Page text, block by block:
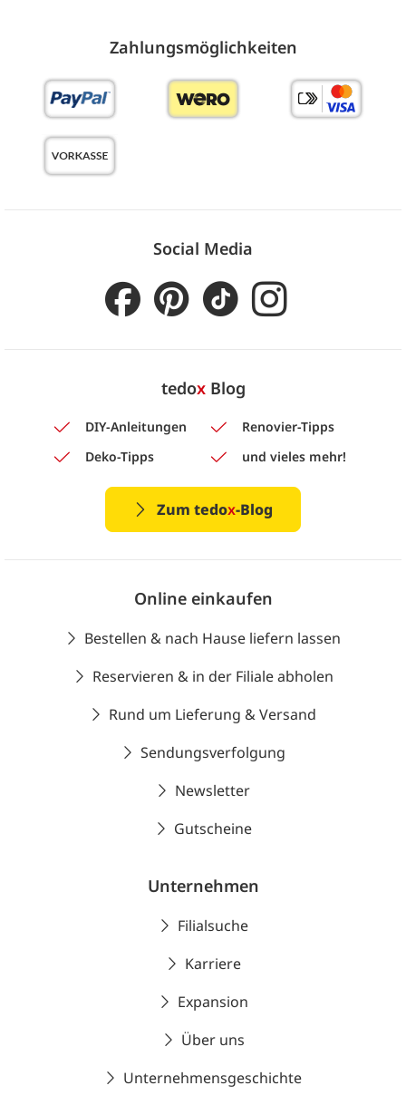
Zahlungs­möglich­keiten
Social Media
tedoxBlog
DIY-Anleitungen
Renovier-Tipps
Deko-Tipps
und vieles mehr!
Zum tedox-Blog
Online einkaufen
Bestellen & nach Hause liefern lassen
Reservieren & in der Filiale abholen
Rund um Lieferung & Versand
Sendungsverfolgung
Newsletter
Gutscheine
Unternehmen
Filialsuche
Karriere
Expansion
Über uns
Unternehmensgeschichte